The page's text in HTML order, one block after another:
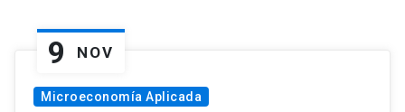
9 NOV
Microeconomía Aplicada